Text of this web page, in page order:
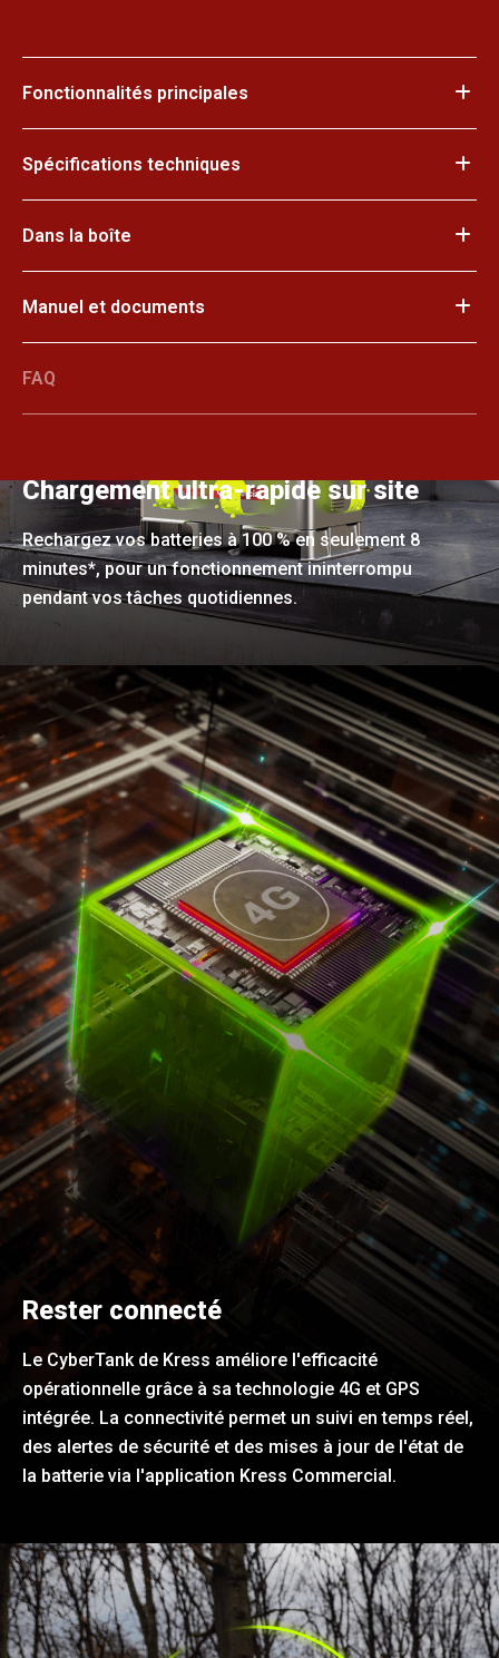
Fonctionnalités principales
Spécifications techniques
Dans la boîte
Manuel et documents
FAQ
Chargement ultra-rapide sur site
Rechargez vos batteries à 100 % en seulement 8
minutes*, pour un fonctionnement ininterrompu
pendant vos tâches quotidiennes.
Rester connecté
Le CyberTank de Kress améliore l'efficacité
opérationnelle grâce à sa technologie 4G et GPS
intégrée. La connectivité permet un suivi en temps réel,
des alertes de sécurité et des mises à jour de l'état de
la batterie via l'application Kress Commercial.